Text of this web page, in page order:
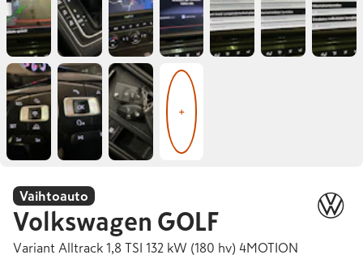
+
Vaihtoauto
Volkswagen GOLF
Variant Alltrack 1,8 TSI 132 kW (180 hv) 4MOTION